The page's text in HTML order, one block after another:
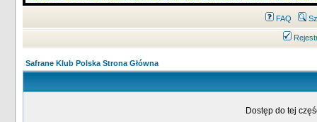
FAQ
Safrane Klub Polska Strona Główna
Dostęp do tej